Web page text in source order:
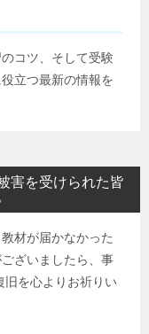
コツ、そして受験
立つ最新の情報を
害を受けられた皆
材が届かなかった
ざいましたら、事
を心よりお祈りい